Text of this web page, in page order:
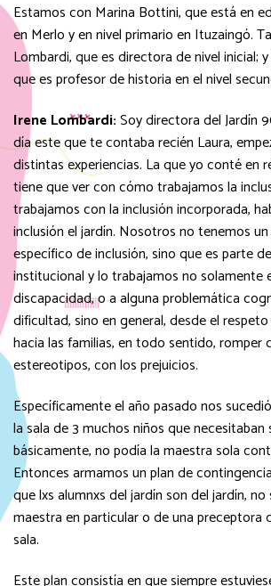
Estamos con Marina Bottini, que está en
en Merlo y en nivel primario en Ituzaingó.
Lombardi, que es directora de nivel inicial;
que es profesor de historia en el nivel
Irene Lombardi:Soy directora del Jardín
día este que te contaba recién Laura,
distintas experiencias. La que yo conté en
tiene que ver con cómo trabajamos la
trabajamos con la inclusión incorporada,
inclusión el jardín. Nosotros no tenemos
específico de inclusión, sino que es parte
institucional y lo trabajamos no solamente
discapacidad, o a alguna problemática
dificultad, sino en general, desde el
hacia las familias, en todo sentido, romper
estereotipos, con los prejuicios.
Específicamente el año pasado nos
la sala de 3 muchos niños que necesitaban
básicamente, no podía la maestra sola
Entonces armamos un plan de
que lxs alumnxs del jardín son del jardín, no
maestra en particular o de una preceptora
sala.
Este plan consistía en que siempre